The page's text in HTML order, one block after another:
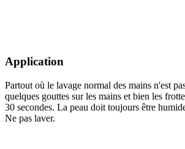
Application
Partout où le lavage normal des mains n'est
quelques gouttes sur les mains et bien les
30 secondes. La peau doit toujours être
Ne pas laver.